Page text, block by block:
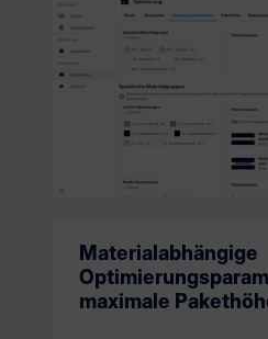
Materialabhängige
maximale